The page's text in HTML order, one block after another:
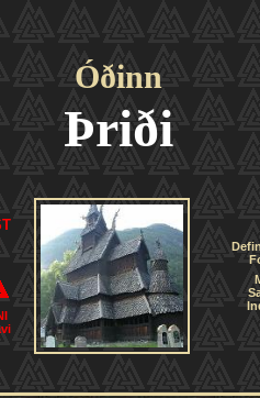
Óðinn
Þriði